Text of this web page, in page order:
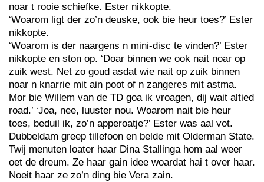
noar t rooie schiefke. Ester nikkopte.
‘Woarom ligt der zo’n deuske, ook bie heur toes?’ Ester
nikkopte.
‘Woarom is der naargens n mini-disc te vinden?’ Ester
nikkopte en ston op. ‘Doar binnen we ook nait noar op
zuik west. Net zo goud asdat wie nait op zuik binnen
noar n knarrie mit ain poot of n zangeres mit astma.
Mor bie Willem van de TD goa ik vroagen, dij wait altied
road.’ ‘Joa, nee, luuster nou. Woarom nait bie heur
toes, beduil ik, zo’n apperoatje?’ Ester was aal vot.
Dubbeldam greep tillefoon en belde mit Olderman State.
Twij menuten loater haar Dina Stallinga hom aal weer
oet de dreum. Ze haar gain idee woardat hai t over haar.
Noeit haar ze zo’n ding bie Vera zain.